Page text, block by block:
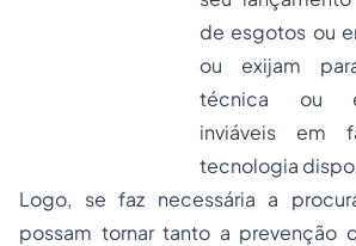
de esgotos ou
ou exijam
técnica ou
inviáveis em
tecnologia
Logo, se faz necessária a
possam tornar tanto a prevenção